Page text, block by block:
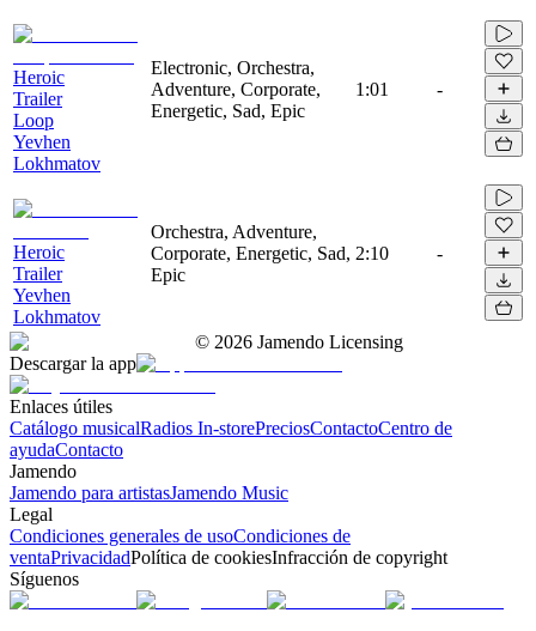
Heroic
Trailer
Loop
Yevhen
Lokhmatov
Electronic, Orchestra,
Adventure, Corporate,
Energetic, Sad, Epic
1:01 -
Heroic
Trailer
Yevhen
Lokhmatov
Orchestra, Adventure,
Corporate, Energetic, Sad,
Epic
2:10 -
© 2026 Jamendo Licensing
Descargar la app
Enlaces útiles
Catálogo musicalRadios In-storePreciosContactoCentro de
ayudaContacto
Jamendo
Jamendo para artistasJamendo Music
Legal
Condiciones generales de usoCondiciones de
ventaPrivacidadPolítica de cookiesInfracción de copyright
Síguenos